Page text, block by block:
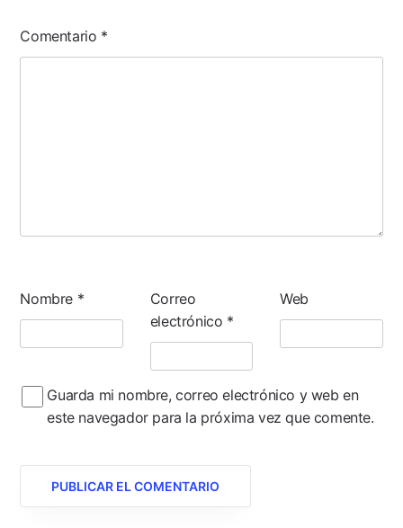
Comentario *
Nombre *
Correo
electrónico *
Web
Guarda mi nombre, correo electrónico y web en
este navegador para la próxima vez que comente.